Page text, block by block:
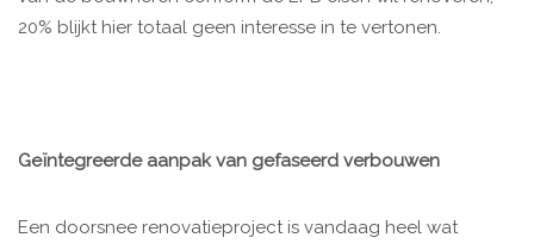
20% blijkt hier totaal geen interesse in te vertonen.
Geïntegreerde aanpak van gefaseerd verbouwen
Een doorsnee renovatieproject is vandaag heel wat